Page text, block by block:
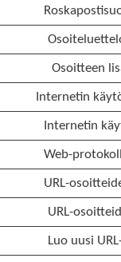
Osoitteen
Internetin
Internetin
Web-
URL-
URL-
Luo uusi